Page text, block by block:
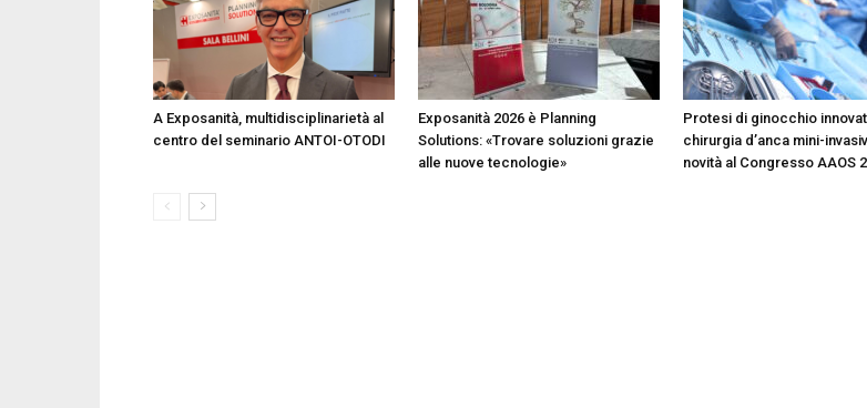
A Exposanità, multidisciplinarietà al
centro del seminario ANTOI-OTODI
Exposanità 2026 è Planning
Solutions: «Trovare soluzioni grazie
alle nuove tecnologie»
Protesi di ginocchio
chirurgia d’anca mini-
novità al Congresso AAOS